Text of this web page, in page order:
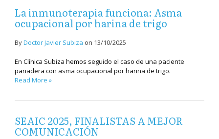
La inmunoterapia funciona: Asma
ocupacional por harina de trigo
ByDoctor Javier Subiza on 13/10/2025
En Clínica Subiza hemos seguido el caso de una paciente
panadera con asma ocupacional por harina de trigo.
Read More »
SEAIC 2025, FINALISTAS A MEJOR
COMUNICACIÓN